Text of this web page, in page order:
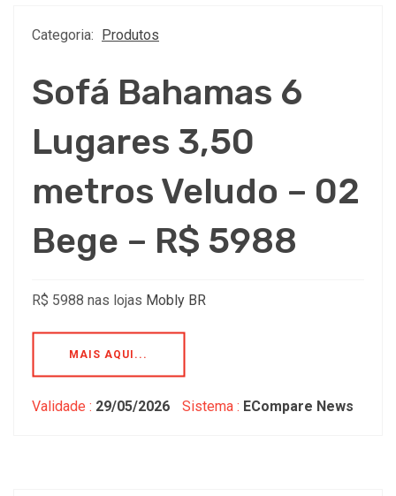
Categoria: Produtos
Sofá Bahamas 6
Lugares 3,50
metros Veludo – 02
Bege – R$ 5988
R$ 5988 nas lojas Mobly BR
MAIS AQUI...
Validade : 29/05/2026 Sistema : ECompare News